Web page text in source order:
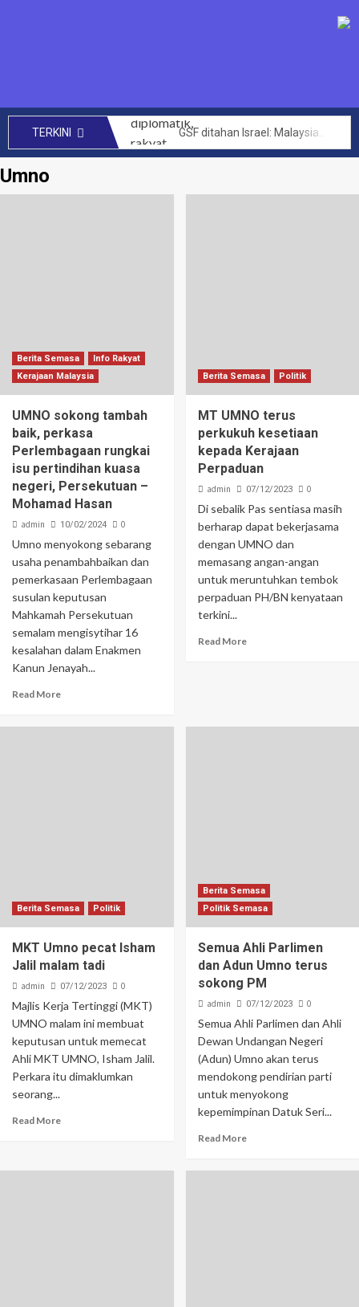
TERKINI
SENIMAN kecam Israel tahan aktivis Global Sumud Flotilla – Hafiz Nafiah
Umno
Berita Semasa
Info Rakyat
Kerajaan Malaysia
UMNO sokong tambah
baik, perkasa
Perlembagaan rungkai
isu pertindihan kuasa
negeri, Persekutuan –
Mohamad Hasan
admin 10/02/2024 0
Umno menyokong sebarang
usaha penambahbaikan dan
pemerkasaan Perlembagaan
susulan keputusan
Mahkamah Persekutuan
semalam mengisytihar 16
kesalahan dalam Enakmen
Kanun Jenayah...
Read More
Berita Semasa Politik
MT UMNO terus
perkukuh kesetiaan
kepada Kerajaan
Perpaduan
admin 07/12/2023 0
Di sebalik Pas sentiasa masih
berharap dapat bekerjasama
dengan UMNO dan
memasang angan-angan
untuk meruntuhkan tembok
perpaduan PH/BN kenyataan
terkini...
Read More
Berita Semasa Politik
MKT Umno pecat Isham
Jalil malam tadi
admin 07/12/2023 0
Majlis Kerja Tertinggi (MKT)
UMNO malam ini membuat
keputusan untuk memecat
Ahli MKT UMNO, Isham Jalil.
Perkara itu dimaklumkan
seorang...
Read More
Berita Semasa
Politik Semasa
Semua Ahli Parlimen
dan Adun Umno terus
sokong PM
admin 07/12/2023 0
Semua Ahli Parlimen dan Ahli
Dewan Undangan Negeri
(Adun) Umno akan terus
mendokong pendirian parti
untuk menyokong
kepemimpinan Datuk Seri...
Read More